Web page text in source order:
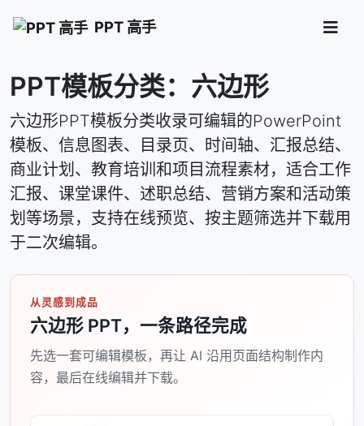
PPT 高手
PPT模板分类：六边形
六边形PPT模板分类收录可编辑的PowerPoint
模板、信息图表、目录页、时间轴、汇报总结、
商业计划、教育培训和项目流程素材，适合工作
汇报、课堂课件、述职总结、营销方案和活动策
划等场景，支持在线预览、按主题筛选并下载用
于二次编辑。
从灵感到成品
六边形 PPT，一条路径完成
先选一套可编辑模板，再让 AI 沿用页面结构制作内
容，最后在线编辑并下载。